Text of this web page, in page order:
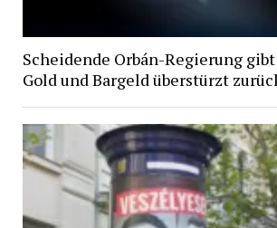
Scheidende Orbán-Regierung
Gold und Bargeld überstürzt